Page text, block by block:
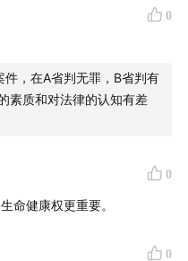
0
件，在A省判无罪，B省判有
素质和对法律的认知有差
0
命健康权更重要。
0